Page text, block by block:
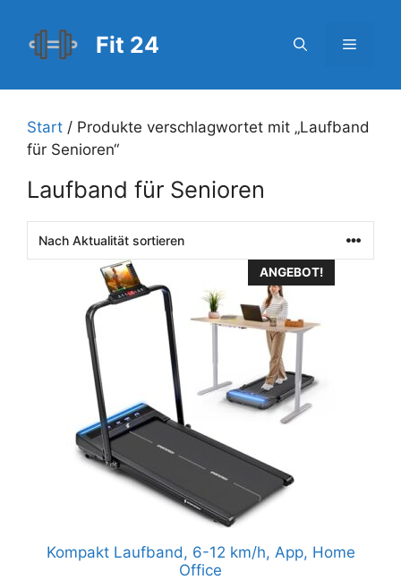
Inhalt
springen
Fit 24 Menü
Start / Produkte verschlagwortet mit „Laufband
für Senioren“
Laufband für Senioren
ANGEBOT!
Kompakt Laufband, 6-12 km/h, App, Home
Office